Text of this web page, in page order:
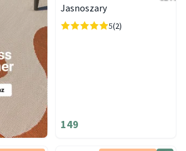
Jasnoszary
5(2)
149